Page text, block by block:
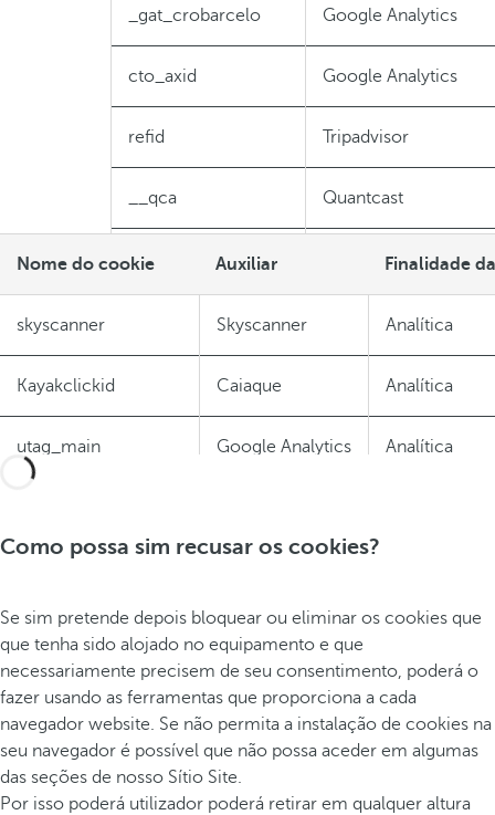
Cookies
_gat_crobarcelo Google Analytics
cto_axid Google Analytics
refid Tripadvisor
__qca Quantcast
__qsj
Google Analytics
Google Analytics
_gat_tealium_0 Google Analytics
_gid Google Analytics
channelcloser Trivago/Tripadvisor/
channelflow Tealium
channeloriginator Commission
Nome do cookie Auxiliar Finalidade
skyscanner Skyscanner Analítica
Kayakclickid Caiaque Analítica
utag_main Google Analytics Analítica
Como possa sim recusar os cookies?
Se sim pretende depois bloquear ou eliminar os cookies que
que tenha sido alojado no equipamento e que
necessariamente precisem de seu consentimento, poderá o
fazer usando as ferramentas que proporciona a cada
navegador website. Se não permita a instalação de cookies na
seu navegador é possível que não possa aceder em algumas
das seções de nosso Sítio Site.
Por isso poderá utilizador poderá retirar em qualquer altura